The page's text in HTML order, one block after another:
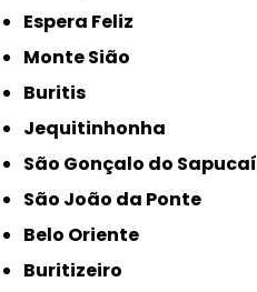
Espera Feliz
Monte Sião
Buritis
Jequitinhonha
São Gonçalo do Sapucaí
São João da Ponte
Belo Oriente
Buritizeiro